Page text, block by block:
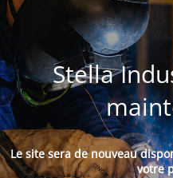
Stella
Le site sera de nouveau
votre